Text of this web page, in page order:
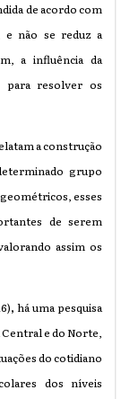
de acordo com
e não se reduz a
a influência da
para resolver os
a construção
grupo
esses
de serem
assim os
,há uma pesquisa
e do Norte,
do cotidiano
dos níveis